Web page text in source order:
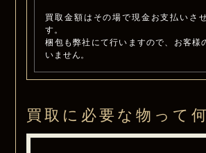
買取金額はその場で現金お支払いさ
す。
梱包も弊社にて行いますので、お客様
いません。
買取に必要な物って